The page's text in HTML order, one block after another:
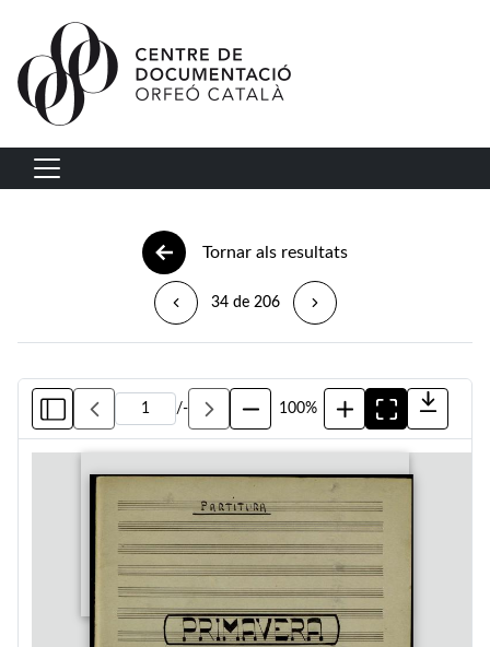
Vés al contingut
Navegació principal
Tornar als resultats
34 de 206
/- 100%